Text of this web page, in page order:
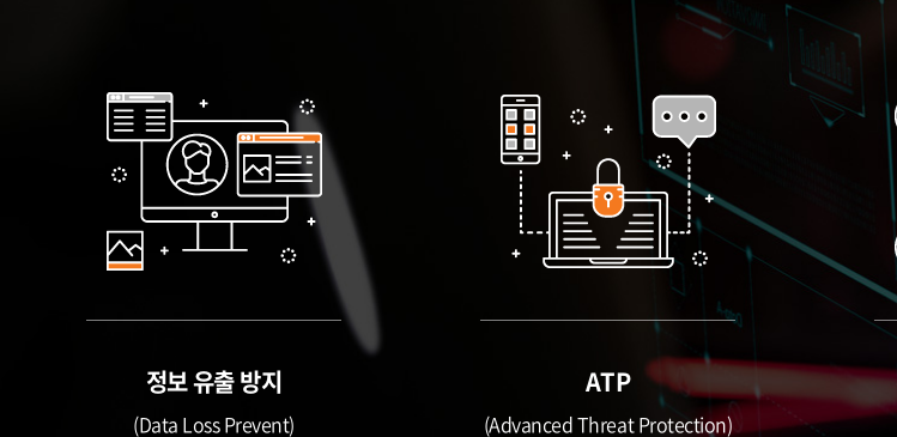
정보 유출 방지
(Data Loss Prevent)
ATP
(Advanced Threat Protection)